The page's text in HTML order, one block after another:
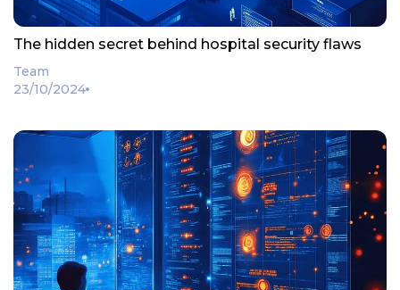
The hidden secret behind hospital security flaws
Team
23/10/2024